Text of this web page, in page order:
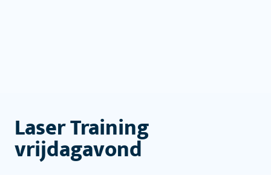
Laser Training
vrijdagavond